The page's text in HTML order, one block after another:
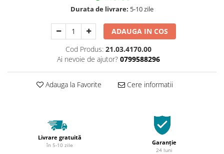
Durata de livrare: 5-10 zile
ADAUGA IN COS
Cod Produs: 21.03.4170.00
Ai nevoie de ajutor? 0799588296
Adauga la Favorite Cere informatii
Livrare gratuită
în 5-10 zile Garanție
24 luni